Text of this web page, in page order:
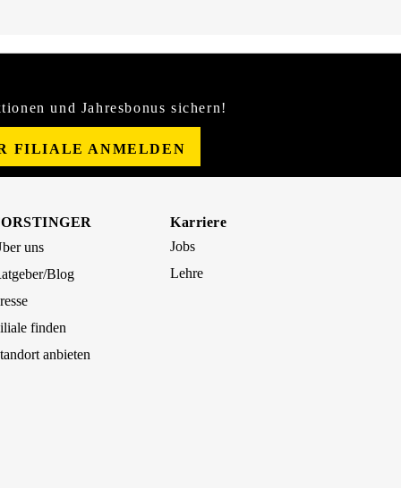
und Jahresbonus sichern!
FILIALE ANMELDEN
uns
Blog
finden
anbieten
Karriere
Jobs
Lehre